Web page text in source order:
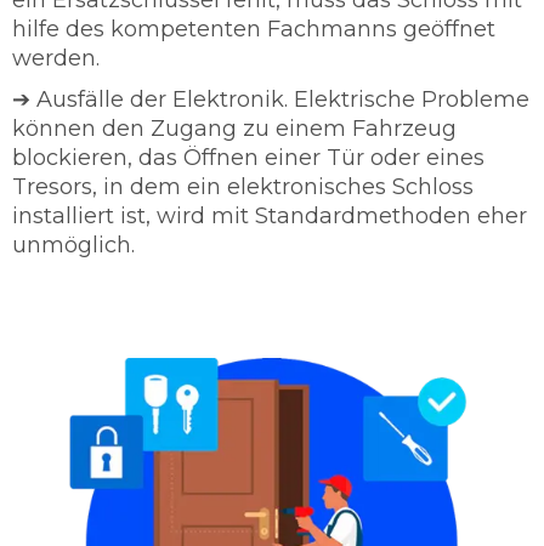
hilfe des kompetenten Fachmanns geöffnet
werden.
➔ Ausfälle der Elektronik. Elektrische Probleme
können den Zugang zu einem Fahrzeug
blockieren, das Öffnen einer Tür oder eines
Tresors, in dem ein elektronisches Schloss
installiert ist, wird mit Standardmethoden eher
unmöglich.